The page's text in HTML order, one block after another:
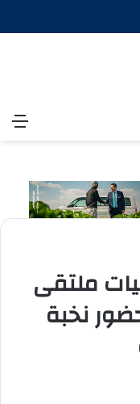
ملتقى
نخبة